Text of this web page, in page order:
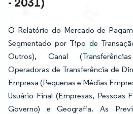
O Relatório do Mercado de
Segmentado por Tipo de
Outros), Canal
Operadoras de Transferência de
Empresa (Pequenas e Médias
Usuário Final (Empresas, Pessoas
Governo) e Geografia. As